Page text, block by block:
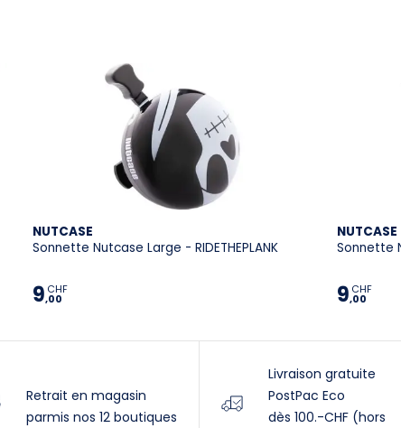
NUTCASE
Sonnette Nutcase Large - RIDETHEPLANK
9,00
CHF
NUTCASE
Sonnette
9,00
CHF
Retrait en magasin
parmis nos 12 boutiques
Livraison gratuite
PostPac Eco
dès 100.-CHF (hors